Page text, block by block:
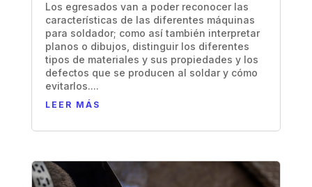
Los egresados van a poder reconocer las
características de las diferentes máquinas
para soldador; como así también interpretar
planos o dibujos, distinguir los diferentes
tipos de materiales y sus propiedades y los
defectos que se producen al soldar y cómo
evitarlos....
LEER MÁS